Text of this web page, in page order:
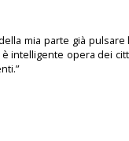
mia parte già pulsare
intelligente opera dei